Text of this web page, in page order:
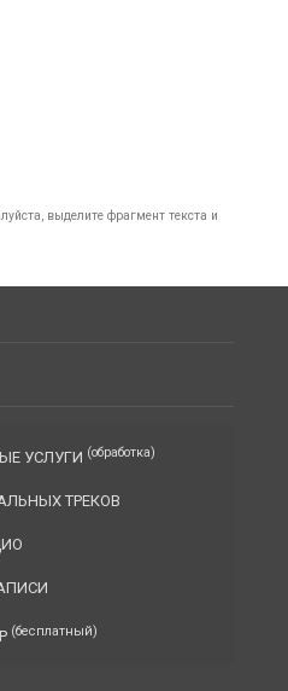
выделите фрагмент текста и
УСЛУГИ (обработка)
ТРЕКОВ
(бесплатный)